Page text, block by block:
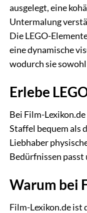
ausgelegt, eine
Untermalung
Die LEGO-
eine dynamische
wodurch sie
Erlebe
Bei Film-
Staffel bequem als
Liebhaber
Bedürfnissen passt
Warum bei
Film-Lexikon.de ist